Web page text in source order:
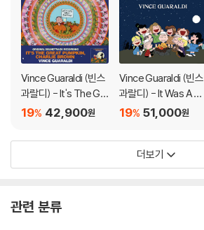
Vince Guaraldi (빈스
과랄디) - It's The Gr
eat Pumpkin, Charlie
러 LP]
42,900원
19%
Vince Guaraldi (빈스
과랄디) - It Was A Sh
ort Summer, Charlie
51,000원
19%
더보기
관련 분류